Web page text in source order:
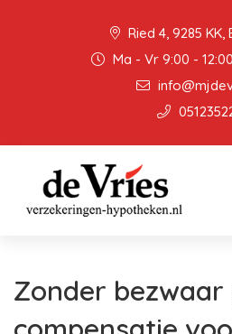
Ried 4, 9285
Ma - Vr 9:00 -
Zonder bezwaar